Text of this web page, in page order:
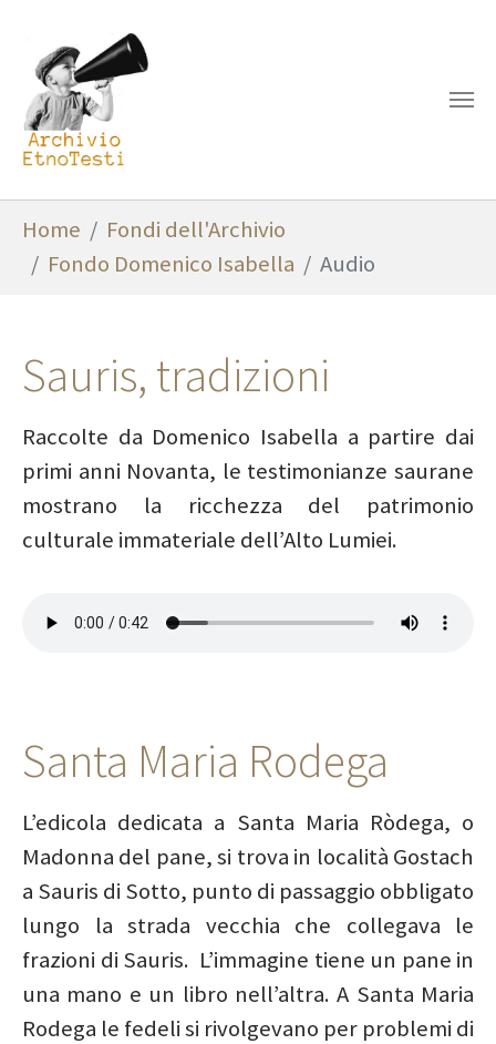
You are here:
Home
Fondi dell'Archivio
Fondo Domenico Isabella
Audio
Sauris, tradizioni
Raccolte da Domenico Isabella a partire dai
primi anni Novanta, le testimonianze saurane
mostrano la ricchezza del patrimonio
culturale immateriale dell’Alto Lumiei.
Santa Maria Rodega
L’edicola dedicata a Santa Maria Ròdega, o
Madonna del pane, si trova in località Gostach
a Sauris di Sotto, punto di passaggio obbligato
lungo la strada vecchia che collegava le
frazioni di Sauris. L’immagine tiene un pane in
una mano e un libro nell’altra. A Santa Maria
Rodega le fedeli si rivolgevano per problemi di